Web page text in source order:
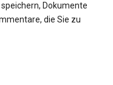
Dokumente
die Sie zu